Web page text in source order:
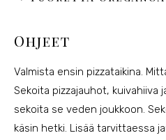
Ohjeet
Valmista ensin pizzataikina.
Sekoita pizzajauhot, kuivahiiva
sekoita se veden joukkoon.
käsin hetki. Lisää tarvittaessa